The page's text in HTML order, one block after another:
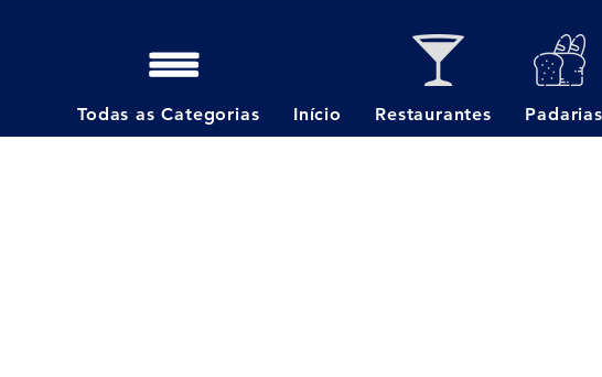
Todas as Categorias Início Restaurantes Padarias